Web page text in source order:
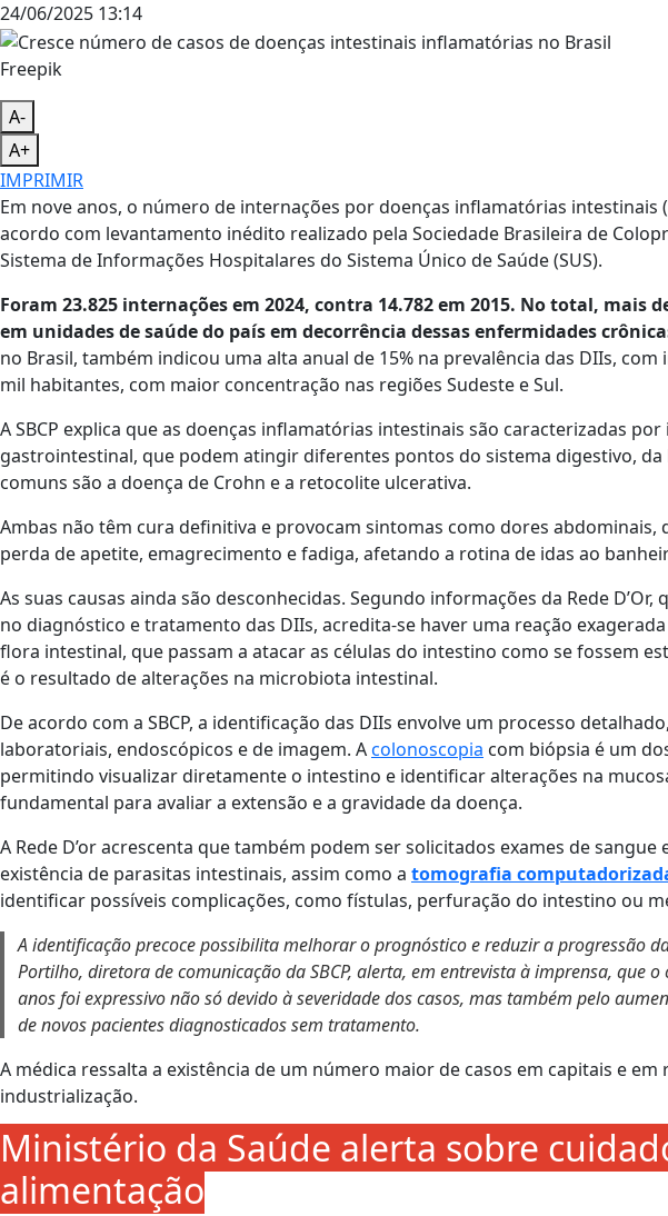
24/06/2025 13:14
Freepik
A-
A+
IMPRIMIR
Em nove anos, o número de internações por doenças inflamatórias intestinais
acordo com levantamento inédito realizado pela Sociedade Brasileira de
Sistema de Informações Hospitalares do Sistema Único de Saúde (SUS).
Foram 23.825 internações em 2024, contra 14.782 em 2015. No total, mais
em unidades de saúde do país em decorrência dessas enfermidades
no Brasil, também indicou uma alta anual de 15% na prevalência das DIIs, com
mil habitantes, com maior concentração nas regiões Sudeste e Sul.
A SBCP explica que as doenças inflamatórias intestinais são caracterizadas
gastrointestinal, que podem atingir diferentes pontos do sistema digestivo, da
comuns são a doença de Crohn e a retocolite ulcerativa.
Ambas não têm cura definitiva e provocam sintomas como dores
perda de apetite, emagrecimento e fadiga, afetando a rotina de idas ao
As suas causas ainda são desconhecidas. Segundo informações da Rede
no diagnóstico e tratamento das DIIs, acredita-se haver uma reação
flora intestinal, que passam a atacar as células do intestino como se fossem
é o resultado de alterações na microbiota intestinal.
De acordo com a SBCP, a identificação das DIIs envolve um processo
laboratoriais, endoscópicos e de imagem. Acolonoscopia com biópsia é um
permitindo visualizar diretamente o intestino e identificar alterações na
fundamental para avaliar a extensão e a gravidade da doença.
A Rede D’or acrescenta que também podem ser solicitados exames de
existência de parasitas intestinais, assim como a tomografia
identificar possíveis complicações, como fístulas, perfuração do intestino ou
A identificação precoce possibilita melhorar o prognóstico e reduzir a progressão
Portilho, diretora de comunicação da SBCP, alerta, em entrevista à imprensa, que
anos foi expressivo não só devido à severidade dos casos, mas também pelo
de novos pacientes diagnosticados sem tratamento.
A médica ressalta a existência de um número maior de casos em capitais e
industrialização.
Ministério da Saúde alerta sobre
alimentação